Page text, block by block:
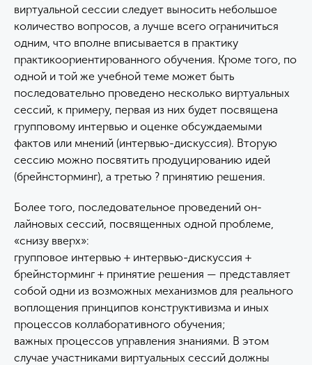
виртуальной сессии следует выносить небольшое
количество вопросов, а лучше всего ограничиться
одним, что вполне вписывается в практику
практикоориентированного обучения. Кроме того, по
одной и той же учебной теме может быть
последовательно проведено несколько виртуальных
сессий, к примеру, первая из них будет посвящена
групповому интервью и оценке обсуждаемыми
фактов или мнений (интервью-дискуссия). Вторую
сессию можно посвятить продуцированию идей
(брейнсторминг), а третью ? принятию решения.
Более того, последовательное проведений он-
лайновых сессий, посвященных одной проблеме,
«снизу вверх»:
групповое интервью + интервью-дискуссия +
брейнсторминг + принятие решения — представляет
собой одни из возможных механизмов для реального
воплощения принципов конструктивизма и иных
процессов коллаборативного обучения;
важных процессов управления знаниями. В этом
случае участниками виртуальных сессий должны